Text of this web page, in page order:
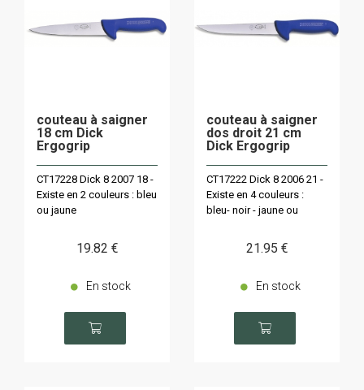
couteau à saigner
18 cm Dick
Ergogrip
CT17228 Dick 8 2007 18 -
Existe en 2 couleurs : bleu
ou jaune
19.82 €
En stock
couteau à saigner
dos droit 21 cm
Dick Ergogrip
CT17222 Dick 8 2006 21 -
Existe en 4 couleurs :
bleu- noir - jaune ou
21.95 €
En stock